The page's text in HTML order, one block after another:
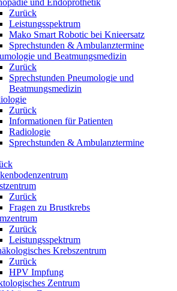
und Endoprothetik
Zurück
Leistungsspektrum
Mako Smart Robotic bei Knieersatz
Sprechstunden & Ambulanztermine
und Beatmungsmedizin
Zurück
Sprechstunden Pneumologie und
Beatmungsmedizin
Zurück
Informationen für Patienten
Radiologie
Sprechstunden & Ambulanztermine
Zurück
Fragen zu Brustkrebs
Zurück
Leistungsspektrum
Krebszentrum
Zurück
HPV Impfung
Zentrum